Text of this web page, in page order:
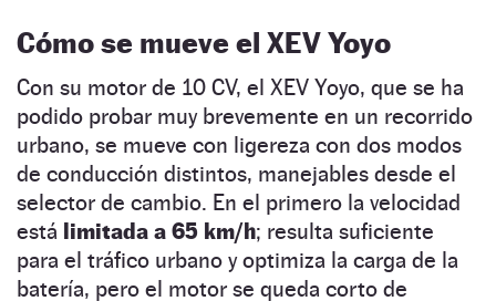
Cómo se mueve el XEV Yoyo
Con su motor de 10 CV, el XEV Yoyo, que se ha
podido probar muy brevemente en un recorrido
urbano, se mueve con ligereza con dos modos
de conducción distintos, manejables desde el
selector de cambio. En el primero la velocidad
está limitada a 65 km/h; resulta suficiente
para el tráfico urbano y optimiza la carga de la
batería, pero el motor se queda corto de